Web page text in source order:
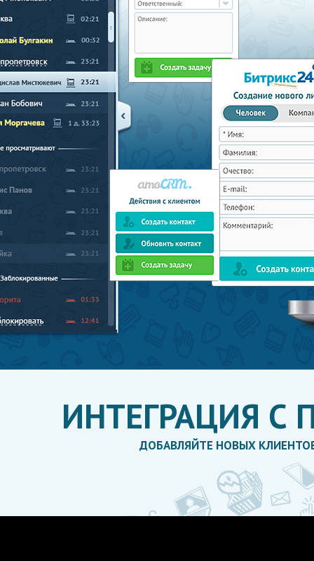
ИНТЕГРАЦИЯ С
ДОБАВЛЯЙТЕ НОВЫХ